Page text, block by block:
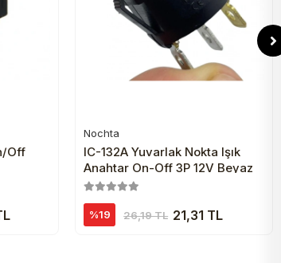
Off
Sepete Ekle
Nochta
IC-132A Yuvarlak Nokta Işık
Anahtar On-Off 3P 12V Beyaz
%19 26,19 TL 21,31 TL